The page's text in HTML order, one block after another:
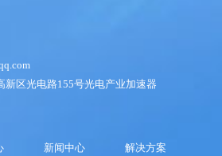
新区光电路155号光电产业加速器
新闻中心
解决方案